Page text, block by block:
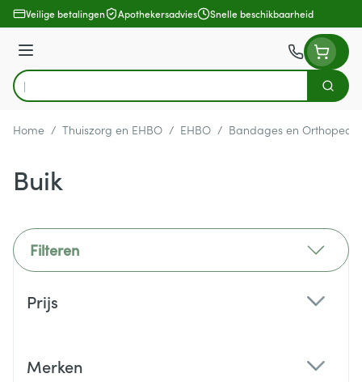
Ga naar de inhoud
Veilige betalingen Apothekersadvies Snelle beschikbaarheid
Menu
Product, merk, categorie...
Zoek
Home / Thuiszorg en EHBO / EHBO / Bandages en
Buik
Filteren
Prijs
Merken